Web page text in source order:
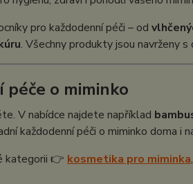
pro každodenní péči – od
. Všechny produkty jsou navrženy
péče o miminko
V nabídce najdete například
každodenní péči o miminko doma i
kategorii 👉 kosmetika pro miminka